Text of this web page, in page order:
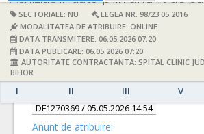
SECTORIALE: NU
LEGEA NR. 98/23.05.2016
MODALITATEA DE ATRIBUIRE: ONLINE
DATA TRANSMITERE: 06.05.2026 07:20
DATA PUBLICARE: 06.05.2026 07:20
AUTORITATE CONTRACTANTA: SPITAL CLINIC
BIHOR
I II III V
DETALII
Documentatie de atribuire:
DF1270369/ 05.05.2026 14:54
Anunt de atribuire: